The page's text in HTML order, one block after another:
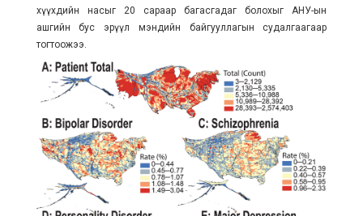
хүүхдийн насыг 20 сараар багасгадаг болохыг АНУ-ын
ашгийн бус эрүүл мэндийн байгууллагын судалгаагаар
тогтоожээ.